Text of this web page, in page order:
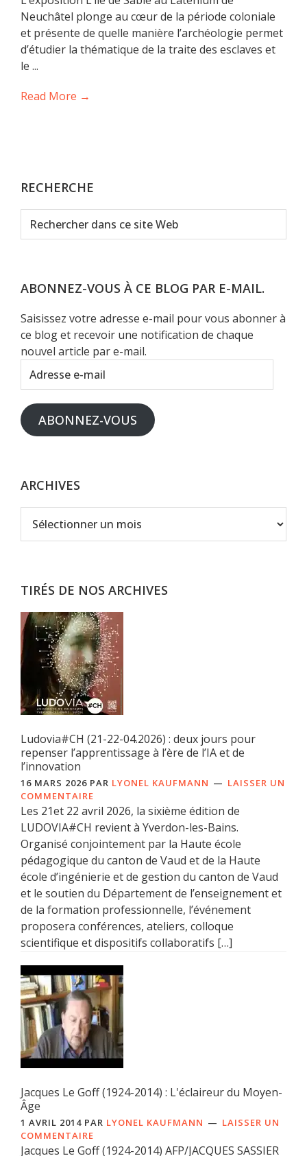
Neuchâtel plonge au cœur de la période coloniale
et présente de quelle manière l’archéologie permet
d’étudier la thématique de la traite des esclaves et
le ...
Read More →
RECHERCHE
Rechercher
dans
Web
ABONNEZ-VOUS À CE BLOG PAR E-MAIL.
Saisissez votre adresse e-mail pour vous abonner à
ce blog et recevoir une notification de chaque
nouvel article par e-mail.
Adresse
e-
mail
ABONNEZ-VOUS
ARCHIVES
TIRÉS DE NOS ARCHIVES
Ludovia#CH (21-22-04.2026) : deux jours pour
repenser l’apprentissage à l’ère de l’IA et de
l’innovation
16 MARS 2026 PAR LYONEL KAUFMANN
LAISSER UN
COMMENTAIRE
Les 21et 22 avril 2026, la sixième édition de
LUDOVIA#CH revient à Yverdon-les-Bains.
Organisé conjointement par la Haute école
pédagogique du canton de Vaud et de la Haute
école d’ingénierie et de gestion du canton de Vaud
et le soutien du Département de l’enseignement et
de la formation professionnelle, l’événement
proposera conférences, ateliers, colloque
scientifique et dispositifs collaboratifs […]
Jacques Le Goff (1924-2014) : L'éclaireur du Moyen-
Âge
1 AVRIL 2014 PAR LYONEL KAUFMANN
LAISSER UN
COMMENTAIRE
Jacques Le Goff (1924-2014) AFP/JACQUES SASSIER